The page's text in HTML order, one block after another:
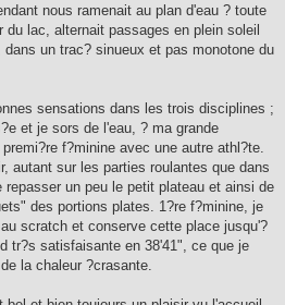
nous ramenait au plan d'eau ? toute
du lac, alternait passages en plein soleil
un trac? sinueux et pas monotone du
sensations dans les trois disciplines ;
et je sors de l'eau, ? ma grande
f?minine avec une autre athl?te.
autant sur les parties roulantes que dans
un peu le petit plateau et ainsi de
des portions plates. 1?re f?minine, je
scratch et conserve cette place jusqu'?
tr?s satisfaisante en 38'41", ce que je
la chaleur ?crasante.